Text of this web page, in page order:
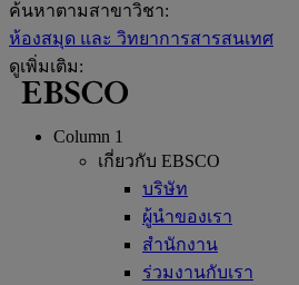
ค้นหาตามสาขาวิชา:
ห้องสมุด และ วิทยาการสารสนเทศ
ดูเพิ่มเติม:
Column 1
เกี่ยวกับ EBSCO
บริษัท
ผู้นำของเรา
สำนักงาน
ร่วมงานกับเรา